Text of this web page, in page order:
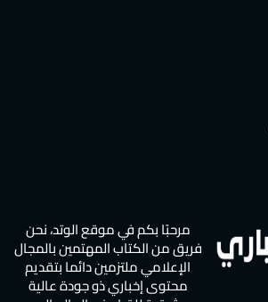
مرحبًا بكم في موقع الوتد، نحن
فريق من الكتاب المهتمين بالمجال
الإعلامي ملتزمين دائما بتقديم
محتوى إخباري ذو جودة عالية